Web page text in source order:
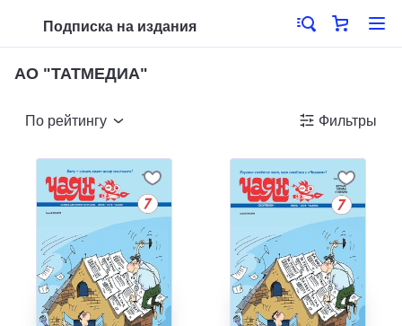
Подписка на издания
АО "ТАТМЕДИА"
По рейтингу Фильтры